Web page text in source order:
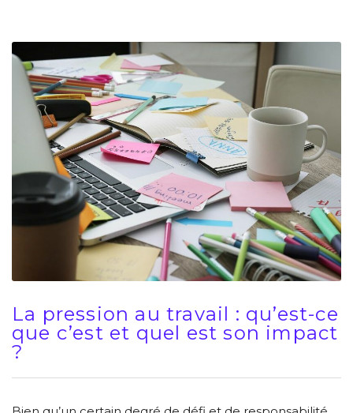
La pression au travail : qu’est-ce
que c’est et quel est son impact
?